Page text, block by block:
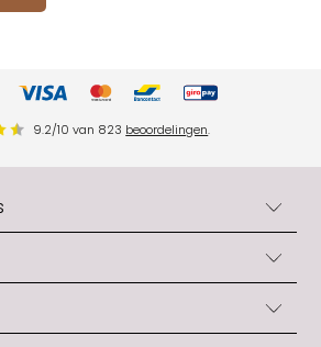
9.2/10 van 823 beoordelingen.
jongens
vorm